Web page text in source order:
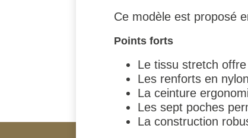
Ce modèle est proposé
Points forts
Le tissu stretch
Les renforts en
La ceinture
Les sept poches
La construction